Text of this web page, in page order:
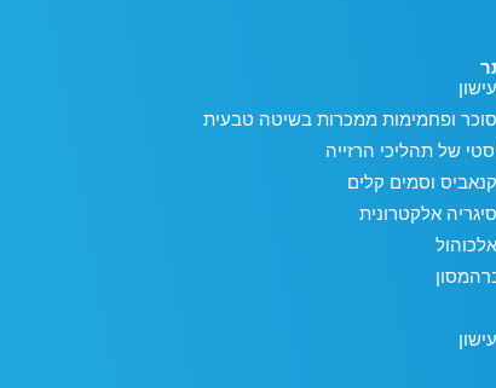
ופחמימות ממכרות בשיטה טבעית
של תהליכי הרזייה
וסמים קלים
אלקטרונית